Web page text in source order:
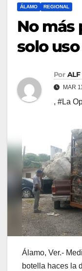
ÁLAMO REGIONAL
No más
solo uso
Por ALF
MAR
, #La
Álamo, Ver.-
botella haces la